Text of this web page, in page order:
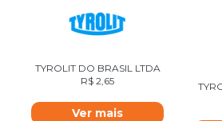
TYROLIT DO BRASIL LTDA
R$ 2,65
Ver mais